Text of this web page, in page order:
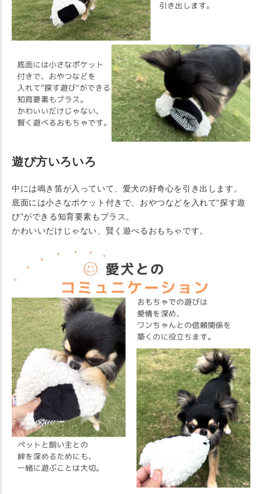
遊び方いろいろ
中には鳴き笛が入っていて、愛犬の好奇心を引き出します。
底面には小さなポケット付きで、おやつなどを入れて“探す遊
び”ができる知育要素もプラス。
かわいいだけじゃない、賢く遊べるおもちゃです。